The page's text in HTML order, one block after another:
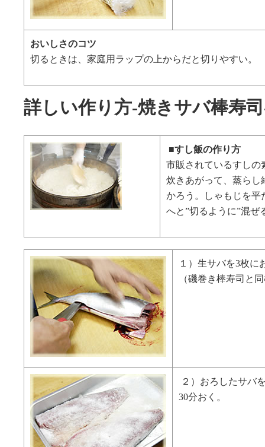
おいしさのコツ
切るときは、家庭用ラップの上からだと切りやすい。
詳しい作り方-焼きサバ棒寿
■すし飯の作り方
市販されているすしの
炊きあがって、蒸らし
かろう。しゃもじを平
へと”切るように”混ぜ
１）生サバを3枚に
（磯巻き棒寿司と
２）おろしたサバ
30分おく。